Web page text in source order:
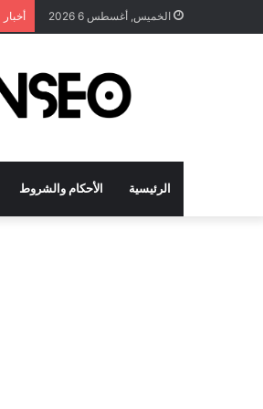
الخميس, أغسطس 6 2026
الرئيسية الأحكام والشروط